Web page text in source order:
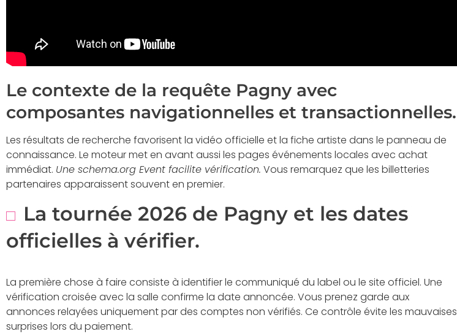
Le contexte de la requête Pagny avec
composantes navigationnelles et transactionnelles.
Les résultats de recherche favorisent la vidéo officielle et la fiche artiste dans le panneau de
connaissance. Le moteur met en avant aussi les pages événements locales avec achat
immédiat. Une schema.org Event facilite vérification. Vous remarquez que les billetteries
partenaires apparaissent souvent en premier.
La tournée 2026 de Pagny et les dates
officielles à vérifier.
La première chose à faire consiste à identifier le communiqué du label ou le site officiel. Une
vérification croisée avec la salle confirme la date annoncée. Vous prenez garde aux
annonces relayées uniquement par des comptes non vérifiés. Ce contrôle évite les mauvaises
surprises lors du paiement.